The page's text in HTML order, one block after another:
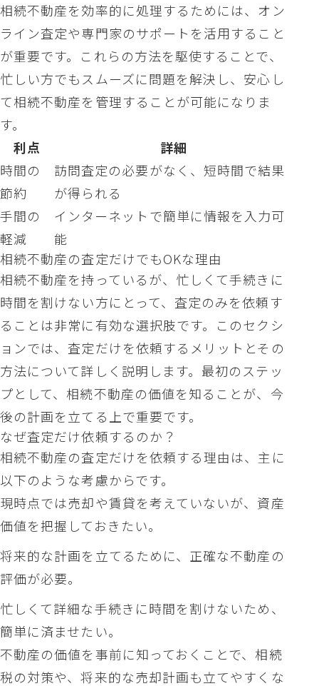
相続不動産を効率的に処理するためには、オン
ライン査定や専門家のサポートを活用すること
が重要です。これらの方法を駆使することで、
忙しい方でもスムーズに問題を解決し、安心し
て相続不動産を管理することが可能になりま
す。
利点
詳細
時間の
節約
訪問査定の必要がなく、短時間で結果
が得られる
手間の
軽減
インターネットで簡単に情報を入力可
能
相続不動産の査定だけでもOKな理由
相続不動産を持っているが、忙しくて手続きに
時間を割けない方にとって、査定のみを依頼す
ることは非常に有効な選択肢です。このセクシ
ョンでは、査定だけを依頼するメリットとその
方法について詳しく説明します。最初のステッ
プとして、相続不動産の価値を知ることが、今
後の計画を立てる上で重要です。
なぜ査定だけ依頼するのか？
相続不動産の査定だけを依頼する理由は、主に
以下のような考慮からです。
現時点では売却や賃貸を考えていないが、資産
価値を把握しておきたい。
将来的な計画を立てるために、正確な不動産の
評価が必要。
忙しくて詳細な手続きに時間を割けないため、
簡単に済ませたい。
不動産の価値を事前に知っておくことで、相続
税の対策や、将来的な売却計画も立てやすくな